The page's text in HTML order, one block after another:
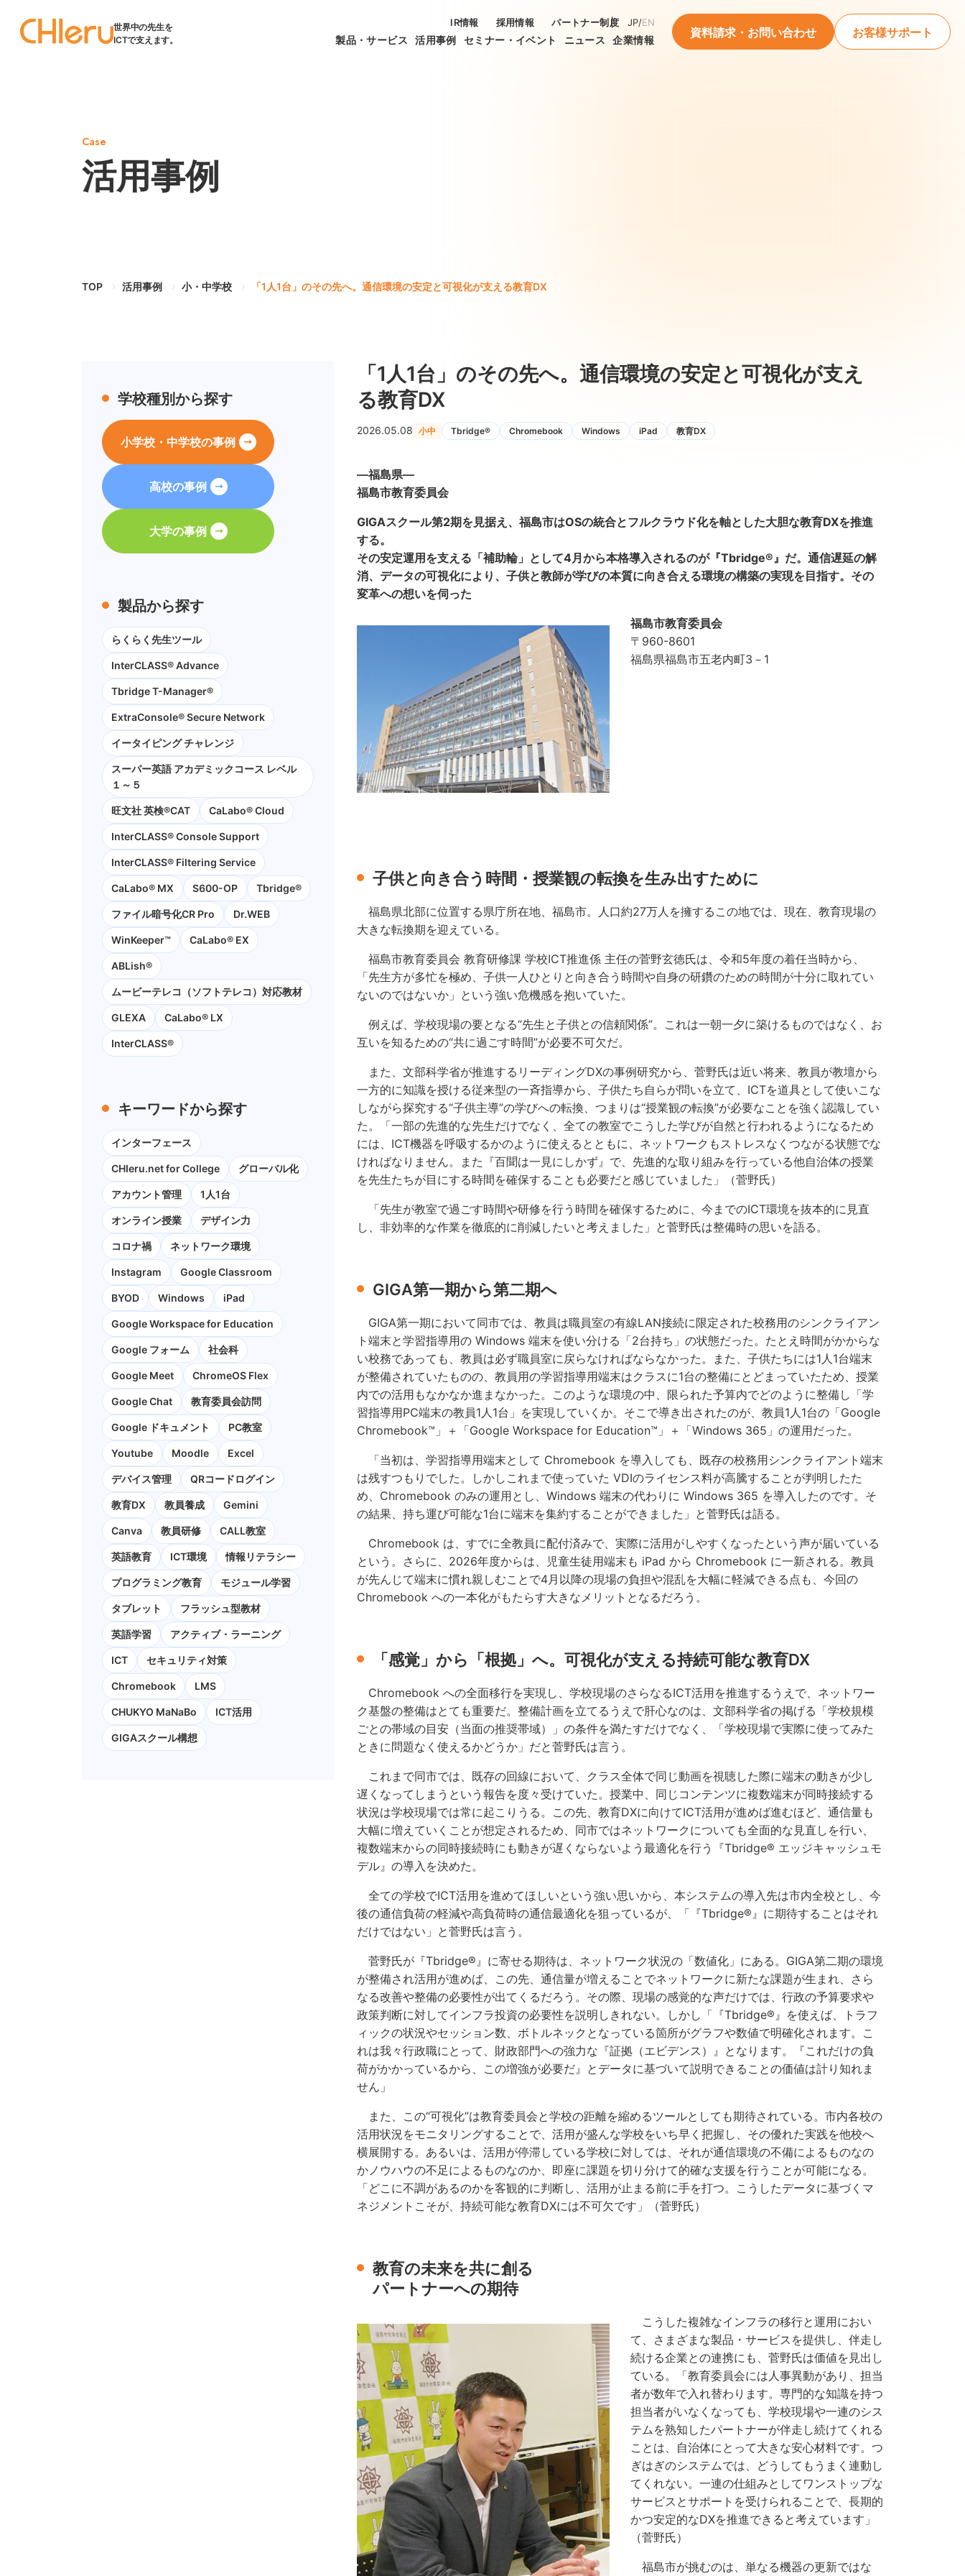
世界中の先生を
ICTで支えます。
製品・サービス 活用事例 セミナー・イベント ニュース 企業情報
IR情報 採用情報 パートナー制度 JP/EN
資料請求・お問い合わせ お客様サポート
Case
活用事例
TOP 活用事例 小・中学校 「1人1台」のその先へ。通信環境の安定と可視化が支える教育DX
「1人1台」のその先へ。通信環境の安定と可視化が支え
る教育DX
2026.05.08 小中 Tbridge® Chromebook Windows iPad 教育DX
―福島県―
福島市教育委員会
GIGAスクール第2期を見据え、福島市はOSの統合とフルクラウド化を軸とした大胆な教育DXを推進
する。
その安定運用を支える「補助輪」として4月から本格導入されるのが『Tbridge®︎』だ。通信遅延の解
消、データの可視化により、子供と教師が学びの本質に向き合える環境の構築の実現を目指す。その
変革への想いを伺った
福島市教育委員会
〒960-8601
福島県福島市五老内町3－1
子供と向き合う時間・授業観の転換を生み出すために
福島県北部に位置する県庁所在地、福島市。人口約27万人を擁するこの地では、現在、教育現場の
大きな転換期を迎えている。
福島市教育委員会 教育研修課 学校ICT推進係 主任の菅野玄徳氏は、令和5年度の着任当時から、
「先生方が多忙を極め、子供一人ひとりと向き合う時間や自身の研鑽のための時間が十分に取れてい
ないのではないか」という強い危機感を抱いていた。
例えば、学校現場の要となる“先生と子供との信頼関係”。これは一朝一夕に築けるものではなく、お
互いを知るための“共に過ごす時間”が必要不可欠だ。
また、文部科学省が推進するリーディングDXの事例研究から、菅野氏は近い将来、教員が教壇から
一方的に知識を授ける従来型の一斉指導から、子供たち自らが問いを立て、ICTを道具として使いこな
しながら探究する“子供主導”の学びへの転換、つまりは“授業観の転換”が必要なことを強く認識してい
た。「一部の先進的な先生だけでなく、全ての教室でこうした学びが自然と行われるようになるため
には、ICT機器を呼吸するかのように使えるとともに、ネットワークもストレスなくつながる状態でな
ければなりません。また『百聞は一見にしかず』で、先進的な取り組みを行っている他自治体の授業
を先生たちが目にする時間を確保することも必要だと感じていました」（菅野氏）
「先生が教室で過ごす時間や研修を行う時間を確保するために、今までのICT環境を抜本的に見直
し、非効率的な作業を徹底的に削減したいと考えました」と菅野氏は整備時の思いを語る。
GIGA第一期から第二期へ
GIGA第一期において同市では、教員は職員室の有線LAN接続に限定された校務用のシンクライアン
ト端末と学習指導用の Windows 端末を使い分ける「2台持ち」の状態だった。たとえ時間がかからな
い校務であっても、教員は必ず職員室に戻らなければならなかった。また、子供たちには1人1台端末
が整備されていたものの、教員用の学習指導用端末はクラスに1台の整備にとどまっていたため、授業
内での活用もなかなか進まなかった。このような環境の中、限られた予算内でどのように整備し「学
習指導用PC端末の教員1人1台」を実現していくか。そこで導き出されたのが、教員1人1台の「Google
Chromebook™」＋「Google Workspace for Education™」＋「Windows 365」の運用だった。
「当初は、学習指導用端末として Chromebook を導入しても、既存の校務用シンクライアント端末
は残すつもりでした。しかしこれまで使っていた VDIのライセンス料が高騰することが判明したた
め、Chromebook のみの運用とし、Windows 端末の代わりに Windows 365 を導入したのです。そ
の結果、持ち運び可能な1台に端末を集約することができました」と菅野氏は語る。
Chromebook は、すでに全教員に配付済みで、実際に活用がしやすくなったという声が届いている
という。さらに、2026年度からは、児童生徒用端末も iPad から Chromebook に一新される。教員
が先んじて端末に慣れ親しむことで4月以降の現場の負担や混乱を大幅に軽減できる点も、今回の
Chromebook への一本化がもたらす大きなメリットとなるだろう。
「感覚」から「根拠」へ。可視化が支える持続可能な教育DX
Chromebook への全面移行を実現し、学校現場のさらなるICT活用を推進するうえで、ネットワー
ク基盤の整備はとても重要だ。整備計画を立てるうえで肝心なのは、文部科学省の掲げる「学校規模
ごとの帯域の目安（当面の推奨帯域）」の条件を満たすだけでなく、「学校現場で実際に使ってみた
ときに問題なく使えるかどうか」だと菅野氏は言う。
これまで同市では、既存の回線において、クラス全体で同じ動画を視聴した際に端末の動きが少し
遅くなってしまうという報告を度々受けていた。授業中、同じコンテンツに複数端末が同時接続する
状況は学校現場では常に起こりうる。この先、教育DXに向けてICT活用が進めば進むほど、通信量も
大幅に増えていくことが想定されるため、同市ではネットワークについても全面的な見直しを行い、
複数端末からの同時接続時にも動きが遅くならないよう最適化を行う『Tbridge® エッジキャッシュモ
デル』の導入を決めた。
全ての学校でICT活用を進めてほしいという強い思いから、本システムの導入先は市内全校とし、今
後の通信負荷の軽減や高負荷時の通信最適化を狙っているが、「『Tbridge®』に期待することはそれ
だけではない」と菅野氏は言う。
菅野氏が『Tbridge®』に寄せる期待は、ネットワーク状況の「数値化」にある。GIGA第二期の環境
が整備され活用が進めば、この先、通信量が増えることでネットワークに新たな課題が生まれ、さら
なる改善や整備の必要性が出てくるだろう。その際、現場の感覚的な声だけでは、行政の予算要求や
政策判断に対してインフラ投資の必要性を説明しきれない。しかし「『Tbridge®』を使えば、トラフ
ィックの状況やセッション数、ボトルネックとなっている箇所がグラフや数値で明確化されます。こ
れは我々行政職にとって、財政部門への強力な『証拠（エビデンス）』となります。『これだけの負
荷がかかっているから、この増強が必要だ』とデータに基づいて説明できることの価値は計り知れま
せん」
また、この“可視化”は教育委員会と学校の距離を縮めるツールとしても期待されている。市内各校の
活用状況をモニタリングすることで、活用が盛んな学校をいち早く把握し、その優れた実践を他校へ
横展開する。あるいは、活用が停滞している学校に対しては、それが通信環境の不備によるものなの
かノウハウの不足によるものなのか、即座に課題を切り分けて的確な支援を行うことが可能になる。
「どこに不調があるのかを客観的に判断し、活用が止まる前に手を打つ。こうしたデータに基づくマ
ネジメントこそが、持続可能な教育DXには不可欠です」（菅野氏）
教育の未来を共に創る
パートナーへの期待
こうした複雑なインフラの移行と運用におい
て、さまざまな製品・サービスを提供し、伴走し
続ける企業との連携にも、菅野氏は価値を見出し
ている。「教育委員会には人事異動があり、担当
者が数年で入れ替わります。専門的な知識を持つ
担当者がいなくなっても、学校現場や一連のシス
テムを熟知したパートナーが伴走し続けてくれる
ことは、自治体にとって大きな安心材料です。つ
ぎはぎのシステムでは、どうしてもうまく連動し
てくれない。一連の仕組みとしてワンストップな
サービスとサポートを受けられることで、長期的
かつ安定的なDXを推進できると考えています」
（菅野氏）
福島市が挑むのは、単なる機器の更新ではな
学校種別から探す
小学校・中学校の事例
高校の事例
大学の事例
製品から探す
らくらく先生ツール
InterCLASS® Advance
Tbridge T-Manager®
ExtraConsole® Secure Network
イータイピング チャレンジ
スーパー英語 アカデミックコース レベル
１～５
旺文社 英検®CAT CaLabo®︎ Cloud
InterCLASS®︎ Console Support
InterCLASS®︎ Filtering Service
CaLabo® MX S600-OP Tbridge®
ファイル暗号化CR Pro Dr.WEB
WinKeeper™ CaLabo® EX
ABLish®
ムービーテレコ（ソフトテレコ）対応教材
GLEXA CaLabo® LX
InterCLASS®
キーワードから探す
インターフェース
CHIeru.net for College グローバル化
アカウント管理 1人1台
オンライン授業 デザイン力
コロナ禍 ネットワーク環境
Instagram Google Classroom
BYOD Windows iPad
Google Workspace for Education
Google フォーム 社会科
Google Meet ChromeOS Flex
Google Chat 教育委員会訪問
Google ドキュメント PC教室
Youtube Moodle Excel
デバイス管理 QRコードログイン
教育DX 教員養成 Gemini
Canva 教員研修 CALL教室
英語教育 ICT環境 情報リテラシー
プログラミング教育 モジュール学習
タブレット フラッシュ型教材
英語学習 アクティブ・ラーニング
ICT セキュリティ対策
Chromebook LMS
CHUKYO MaNaBo ICT活用
GIGAスクール構想